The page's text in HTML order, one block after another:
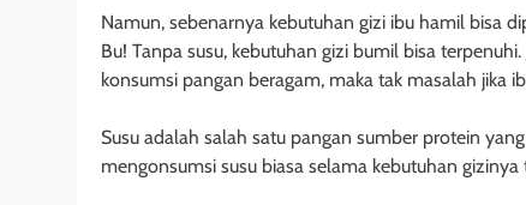
Namun, sebenarnya kebutuhan gizi ibu hamil bisa
Bu! Tanpa susu, kebutuhan gizi bumil bisa
konsumsi pangan beragam, maka tak masalah jika
Susu adalah salah satu pangan sumber protein
mengonsumsi susu biasa selama kebutuhan